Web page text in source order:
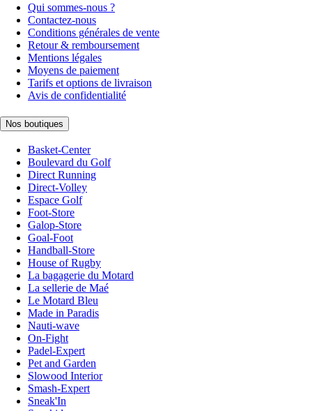
Qui sommes-nous ?
Contactez-nous
Conditions générales de vente
Retour & remboursement
Mentions légales
Moyens de paiement
Tarifs et options de livraison
Avis de confidentialité
Nos boutiques
Basket-Center
Boulevard du Golf
Direct Running
Direct-Volley
Espace Golf
Foot-Store
Galop-Store
Goal-Foot
Handball-Store
House of Rugby
La bagagerie du Motard
La sellerie de Maé
Le Motard Bleu
Made in Paradis
Nauti-wave
On-Fight
Padel-Expert
Pet and Garden
Slowood Interior
Smash-Expert
Sneak'In